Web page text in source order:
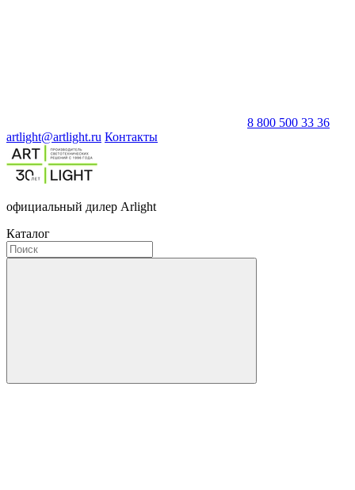
8 800 500 33 36
artlight@artlight.ru Контакты
официальный дилер Arlight
Каталог